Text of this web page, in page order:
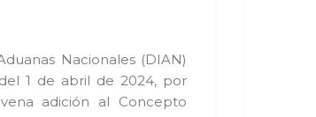
Nacionales (DIAN)
1 de abril de 2024, por
adición al Concepto